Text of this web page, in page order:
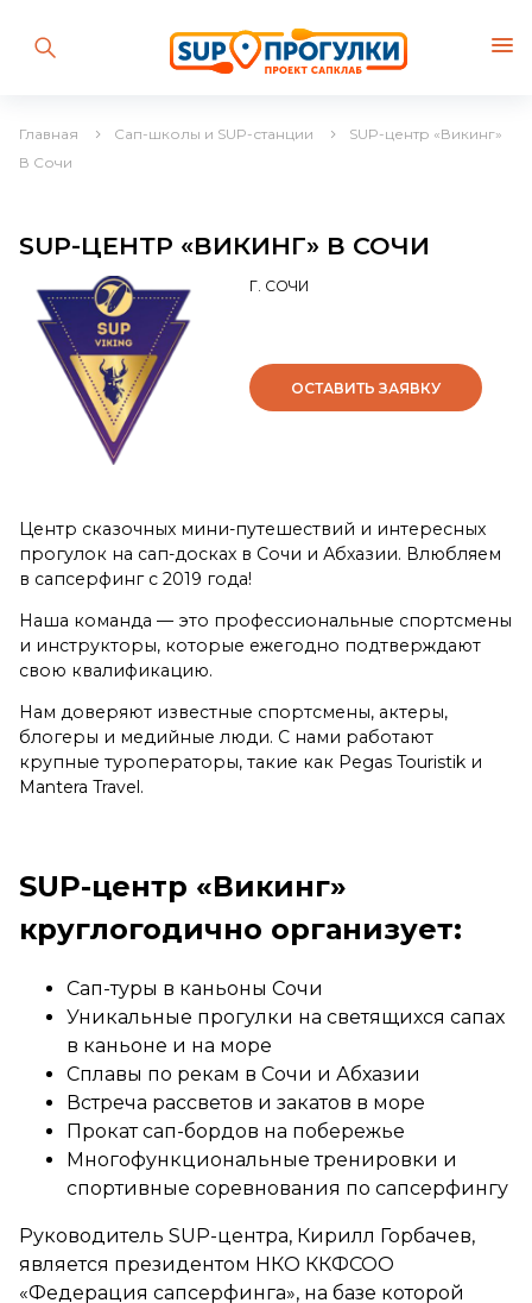
Главная Сап-школы и SUP-станции
SUP-центр «Викинг»
В Сочи
SUP-ЦЕНТР «ВИКИНГ» В СОЧИ
Г. СОЧИ
ОСТАВИТЬ ЗАЯВКУ
Центр сказочных мини-путешествий и интересных
прогулок на сап-досках в Сочи и Абхазии. Влюбляем
в сапсерфинг с 2019 года!
Наша команда — это профессиональные спортсмены
и инструкторы, которые ежегодно подтверждают
свою квалификацию.
Нам доверяют известные спортсмены, актеры,
блогеры и медийные люди. С нами работают
крупные туроператоры, такие как Pegas Touristik и
Mantera Travel.
SUP-центр «Викинг»
круглогодично организует:
Сап-туры в каньоны Сочи
Уникальные прогулки на светящихся сапах
в каньоне и на море
Сплавы по рекам в Сочи и Абхазии
Встреча рассветов и закатов в море
Прокат сап-бордов на побережье
Многофункциональные тренировки и
спортивные соревнования по сапсерфингу
Руководитель SUP-центра, Кирилл Горбачев,
является президентом НКО ККФСОО
«Федерация сапсерфинга», на базе которой